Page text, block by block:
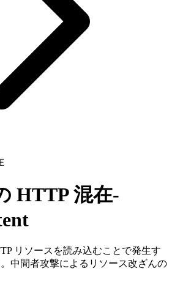
HTTP 混在-
リソースを読み込むことで発生す
中間者攻撃によるリソース改ざんの